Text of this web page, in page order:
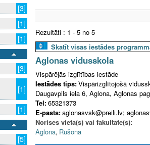
[3]
[1]
[1]
[3]
[1]
[1]
[5]
Rezultāti : 1 - 5 no 5
Skatīt visas iestādes
Aglonas vidusskola
Vispārējās izglītības iestāde
Iestādes tips:Vispārizglītojošā
Daugavpils iela 6, Aglona, Aglonas
Tel:65321373
E-pasts:aglonasvsk@preili.lv;
Norises vieta(s) vai fakultāte(s):
Aglona, Rušona